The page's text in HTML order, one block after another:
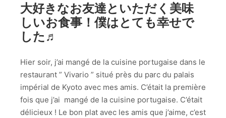
大好きなお友達といただく美味
しいお食事！僕はとても幸せで
した♬
Hier soir, j’ai mangé de la cuisine portugaise dans le
restaurant ” Vivario ” situé près du parc du palais
impérial de Kyoto avec mes amis. C’était la première
fois que j’ai mangé de la cuisine portugaise. C’était
délicieux ! Le bon plat avec les amis que j’aime, c’est